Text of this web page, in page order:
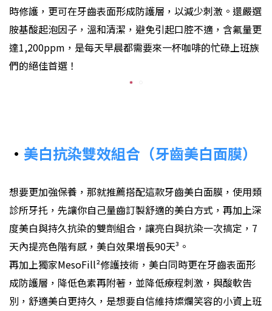
時修護，更可在牙齒表面形成防護層，以減少刺激。還嚴選
胺基酸起泡因子，溫和清潔，避免引起口腔不適，含氟量更
達1,200ppm，是每天早晨都需要來一杯咖啡的忙碌上班族
們的絕佳首選！
• 美白抗染雙效組合（牙齒美白面膜）
想要更加強保養，那就推薦搭配這款牙齒美白面膜，使用類
診所牙托，先讓你自己量齒訂製舒適的美白方式，再加上深
度美白與持久抗染的雙劑組合，讓亮白與抗染一次搞定，7
天內提亮色階有感，美白效果增長90天³ 。
再加上獨家MesoFill²修護技術，美白同時更在牙齒表面形
成防護層，降低色素再附著，並降低療程刺激，與酸軟告
別，舒適美白更持久，是想要自信維持燦爛笑容的小資上班